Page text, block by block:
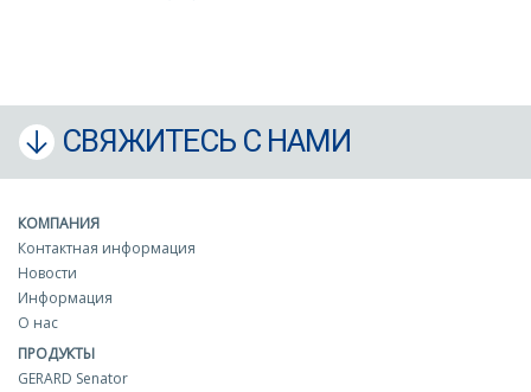
СВЯЖИТЕСЬ С НАМИ
КОМПАНИЯ
Контактная информация
Новости
Информация
О нас
ПРОДУКТЫ
GERARD Senator